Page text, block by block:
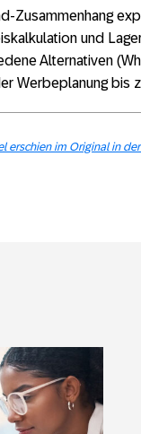
Zusammenhang
und
Alternativen
Werbeplanung bis
erschien im Original in